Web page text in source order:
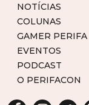
NOTÍCIAS
COLUNAS
GAMER PERIFA
EVENTOS
PODCAST
O PERIFACON